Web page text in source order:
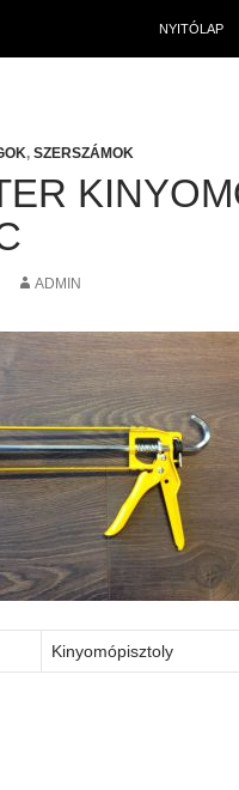
NYITÓLAP
, SZERSZÁMOK
ADMIN
Kinyomópisztoly